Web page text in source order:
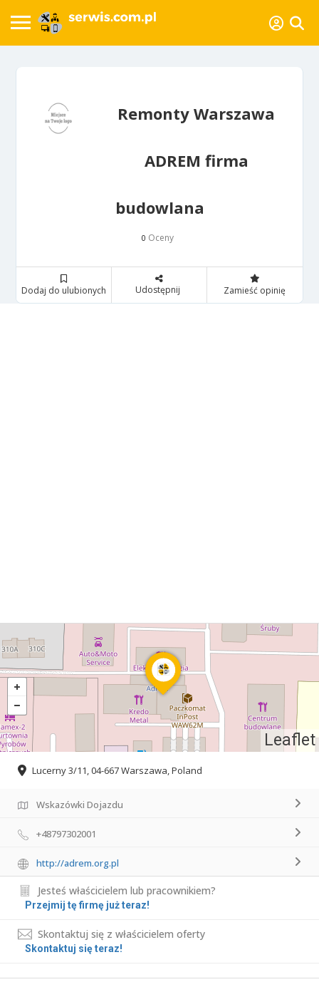
Remonty Warszawa
ADREM firma
budowlana
0 Oceny
Dodaj do ulubionych Udostępnij Zamieść opinię
Leaflet
Lucerny 3/11, 04-667 Warszawa, Poland
Wskazówki Dojazdu
+48797302001
http://adrem.org.pl
Jesteś właścicielem lub pracownikiem?
Przejmij tę firmę już teraz!
Skontaktuj się z właścicielem oferty
Skontaktuj się teraz!